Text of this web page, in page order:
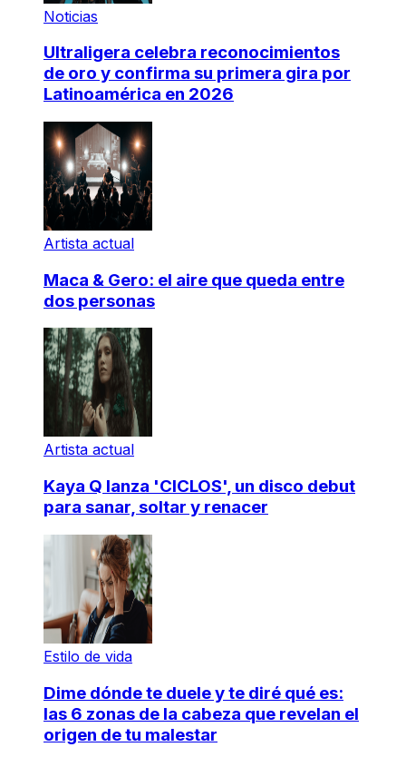
Noticias
Ultraligera celebra reconocimientos
de oro y confirma su primera gira por
Latinoamérica en 2026
Artista actual
Maca & Gero: el aire que queda entre
dos personas
Artista actual
Kaya Q lanza 'CICLOS', un disco debut
para sanar, soltar y renacer
Estilo de vida
Dime dónde te duele y te diré qué es:
las 6 zonas de la cabeza que revelan el
origen de tu malestar